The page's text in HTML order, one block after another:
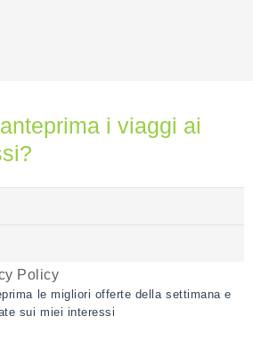
i viaggi ai
Policy
le migliori offerte della settimana e
sui miei interessi